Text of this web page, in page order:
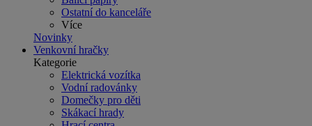
Ostatní do kanceláře
Více
Novinky
Venkovní hračky
Kategorie
Elektrická vozítka
Vodní radovánky
Domečky pro děti
Skákací hrady